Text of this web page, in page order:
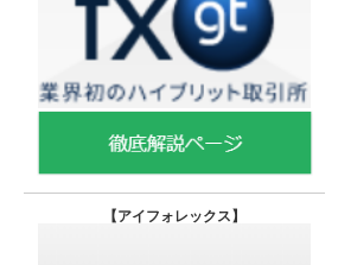
【アイフォレックス】